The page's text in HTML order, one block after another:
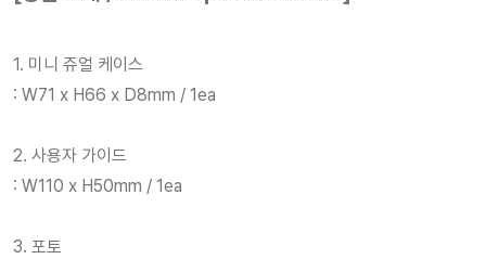
1. 미니 쥬얼 케이스
: W71 x H66 x D8mm / 1ea
2. 사용자 가이드
: W110 x H50mm / 1ea
3. 포토